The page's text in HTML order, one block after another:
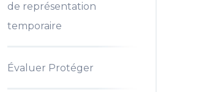
de représentation
temporaire
Évaluer Protéger